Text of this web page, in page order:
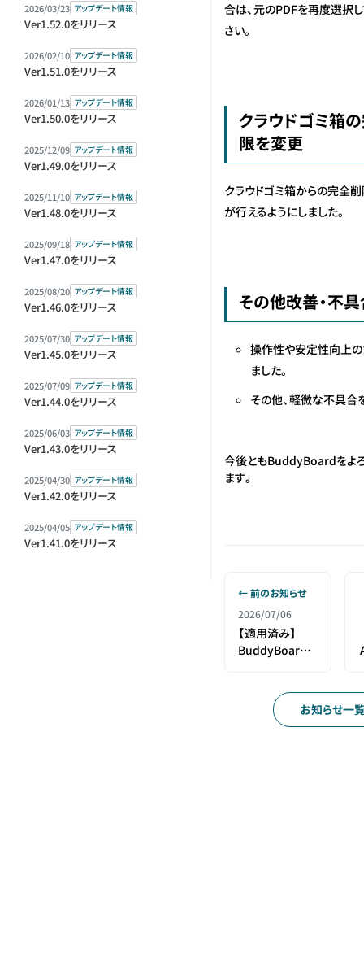
2026/03/23 アップデート情報
Ver1.52.0をリリース
2026/02/10 アップデート情報
Ver1.51.0をリリース
2026/01/13 アップデート情報
Ver1.50.0をリリース
2025/12/09 アップデート情報
Ver1.49.0をリリース
2025/11/10 アップデート情報
Ver1.48.0をリリース
2025/09/18 アップデート情報
Ver1.47.0をリリース
2025/08/20 アップデート情報
Ver1.46.0をリリース
2025/07/30 アップデート情報
Ver1.45.0をリリース
2025/07/09 アップデート情報
Ver1.44.0をリリース
2025/06/03 アップデート情報
Ver1.43.0をリリース
2025/04/30 アップデート情報
Ver1.42.0をリリース
2025/04/05 アップデート情報
Ver1.41.0をリリース
合は、元のPDFを再度選択
さい。
クラウドゴミ箱
限を変更
クラウドゴミ箱からの完全
が行えるようにしました。
その他改善・不
操作性や安定性向上
ました。
その他、軽微な不具合
今後ともBuddyBoardをよ
ます。
← 前のお知らせ
2026/07/06
【適用済み】
BuddyBoard
お知らせ一